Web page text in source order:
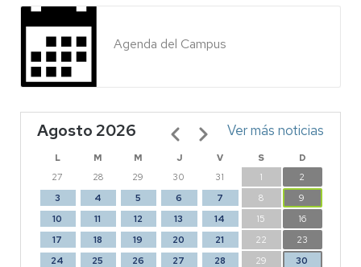
Agenda del Campus
Agosto 2026
L M M J V S
D
27
28 29 30 31 1
2
3
4 5 6 7 8
9
10
11 12 13 14 15
16
17
18 19 20 21 22
23
24
25 26 27 28 29
30
Paginación Ver más noticias